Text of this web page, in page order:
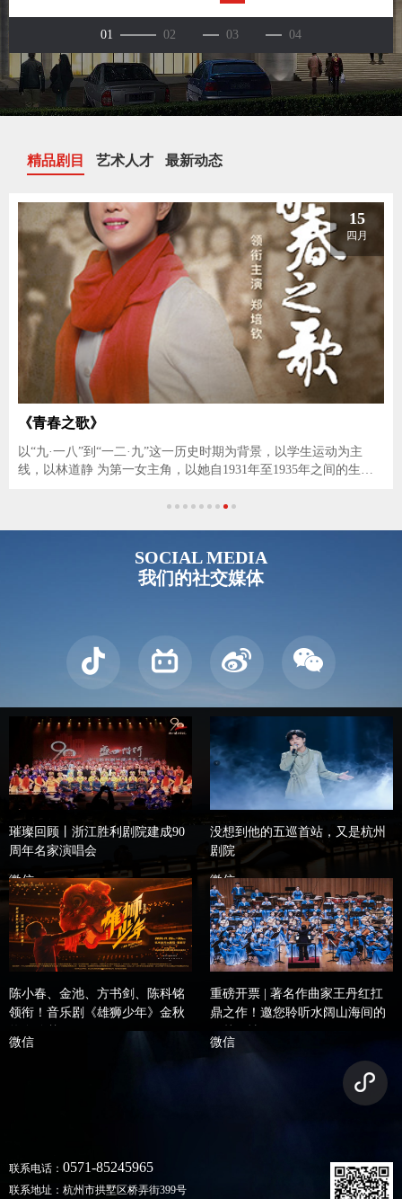
精品剧目 艺术人才 最新动态
15
四月
《青春之歌》
以“九·一八”到“一二·九”这一历史时期为背景，以学生运动为主
线，以林道静 为第一女主角，以她自1931年至1935年之间的生活
呈现其既独特又具代表性的青春生命状态
SOCIAL MEDIA
我们的社交媒体
璀璨回顾丨浙江胜利剧院建成90
周年名家演唱会
微信
没想到他的五巡首站，又是杭州
剧院
微信
陈小春、金池、方书剑、陈科铭
领衔！音乐剧《雄狮少年》金秋
微信
重磅开票 | 著名作曲家王丹红扛
鼎之作！邀您聆听水阔山海间的
吴越风情
微信
联系电话： 0571-85245965
联系地址：杭州市拱墅区桥弄街399号